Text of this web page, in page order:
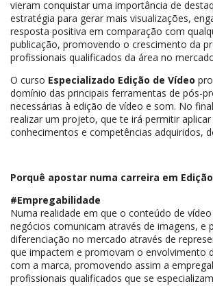
vieram conquistar uma importância de
estratégia para gerar mais visualizações,
resposta positiva em comparação com
publicação, promovendo o crescimento da
profissionais qualificados da área no
O curso Especializado Edição de Vídeo
domínio das principais ferramentas de pós-
necessárias à edição de vídeo e som. No
realizar um projeto, que te irá permitir
conhecimentos e competências adquiridos,
Porquê apostar numa carreira em
#Empregabilidade
Numa realidade em que o conteúdo de vídeo
negócios comunicam através de imagens, e
diferenciação no mercado através de
que impactem e promovam o envolvimento
com a marca, promovendo assim a
profissionais qualificados que se